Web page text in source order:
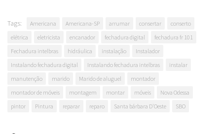
Tags: Americana Americana-SP arrumar consertar
conserto
elétrica
eletricista encanador fechadura digital
fechadura fr 101
Fechadura intelbras
hidráulica instalação
Instalador
Instalando fechadura digital
Instalando fechadura intelbras
instalar
manutenção
marido Marido de aluguel
montador
montador de móveis
montagem montar móveis
Nova Odessa
pintor
Pintura reparar reparo Santa bárbara D'Oeste SBO